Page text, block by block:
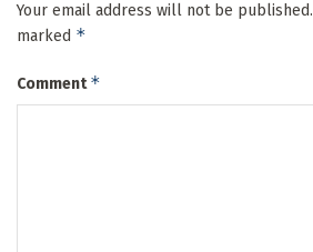
Your email address will not be published.
marked *
Comment*